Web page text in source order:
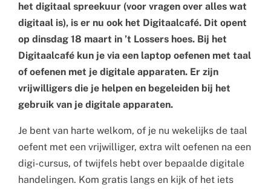
het digitaal spreekuur (voor vragen over alles wat
digitaal is), is er nu ook het Digitaalcafé. Dit opent
op dinsdag 18 maart in ’t Lossers hoes. Bij het
Digitaalcafé kun je via een laptop oefenen met taal
of oefenen met je digitale apparaten. Er zijn
vrijwilligers die je helpen en begeleiden bij het
gebruik van je digitale apparaten.
Je bent van harte welkom, of je nu wekelijks de taal
oefent met een vrijwilliger, extra wilt oefenen na een
digi-cursus, of twijfels hebt over bepaalde digitale
handelingen. Kom gratis langs en kijk of het iets